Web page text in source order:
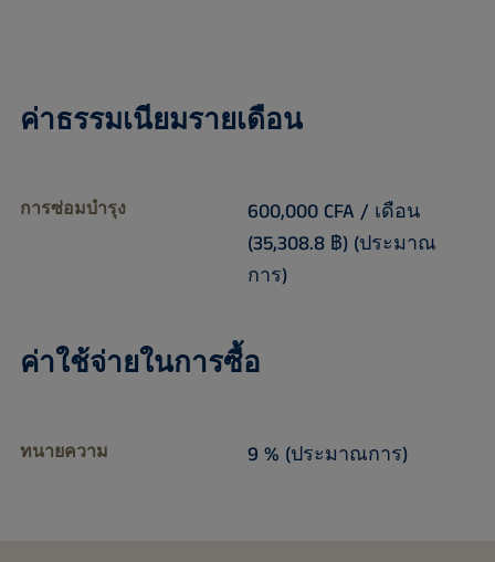
ค่าธรรมเนียมรายเดือน
การซ่อมบำรุง
600,000 CFA / เดือน
(35,308.8 ฿) (ประมาณ
การ)
ค่าใช้จ่ายในการซื้อ
ทนายความ 9 % (ประมาณการ)